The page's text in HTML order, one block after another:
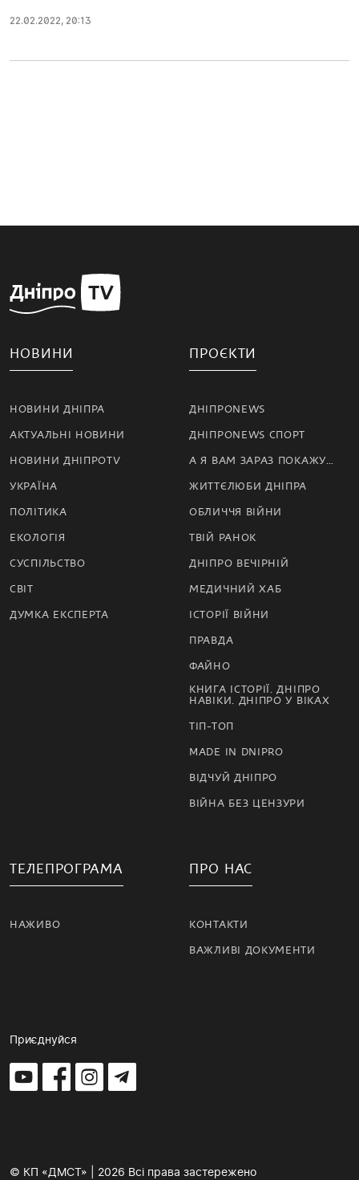
22.02.2022, 20:13
НОВИНИ
НОВИНИ ДНІПРА
АКТУАЛЬНІ НОВИНИ
НОВИНИ ДНІПРОTV
УКРАЇНА
ПОЛІТИКА
ЕКОЛОГІЯ
СУСПІЛЬСТВО
СВІТ
ДУМКА ЕКСПЕРТА
ПРОЄКТИ
ДНІПРОNEWS
ДНІПРОNEWS СПОРТ
А Я ВАМ ЗАРАЗ ПОКАЖУ…
ЖИТТЄЛЮБИ ДНІПРА
ОБЛИЧЧЯ ВІЙНИ
ТВІЙ РАНОК
ДНІПРО ВЕЧІРНІЙ
МЕДИЧНИЙ ХАБ
ІСТОРІЇ ВІЙНИ
ПРАВДА
ФАЙНО
КНИГА ІСТОРІЇ. ДНІПРО
НАВІКИ. ДНІПРО У ВІКАХ
ТІП-ТОП
MADE IN DNIPRO
ВІДЧУЙ ДНІПРО
ВІЙНА БЕЗ ЦЕНЗУРИ
ТЕЛЕПРОГРАМА
НАЖИВО
ПРО НАС
КОНТАКТИ
ВАЖЛИВІ ДОКУМЕНТИ
Приєднуйся
© КП «ДМСТ» | 2026 Всі права застережено